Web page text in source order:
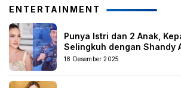
ENTERTAINMENT
Punya Istri dan 2 Anak,
Selingkuh dengan Shandy
18 Desember 2025